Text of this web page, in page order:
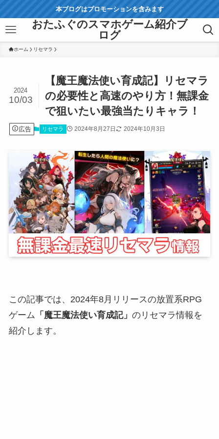
本ブログはプロモーションを含みます
おたふぐのスマホゲーム紹介ブ
ログ
ホーム リセマラ
【魔王魔法使い育成記】リセマラ
の必要性と高速のやり方！無課金
で狙いたい最強当たりキャラ！
2024
10/03
広告 リセマラ 2024年8月27日 2024年10月3日
この記事では、2024年8月リリースの放置系RPG
ゲーム 「魔王魔法使い育成記」 のリセマラ情報を
紹介します。